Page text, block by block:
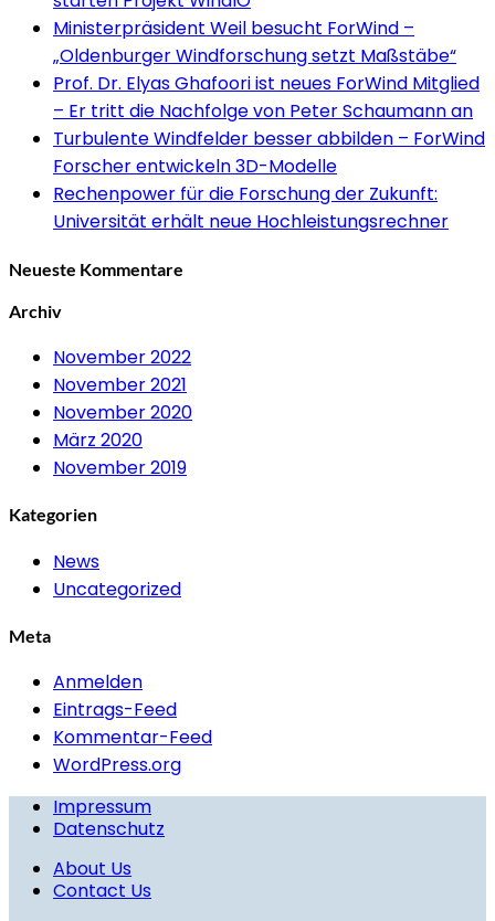
Ministerpräsident Weil besucht ForWind –
„Oldenburger Windforschung setzt Maßstäbe“
Prof. Dr. Elyas Ghafoori ist neues ForWind Mitglied
– Er tritt die Nachfolge von Peter Schaumann an
Turbulente Windfelder besser abbilden – ForWind
Forscher entwickeln 3D-Modelle
Rechenpower für die Forschung der Zukunft:
Universität erhält neue Hochleistungsrechner
Neueste Kommentare
Archiv
November 2022
November 2021
November 2020
März 2020
November 2019
Kategorien
News
Uncategorized
Meta
Anmelden
Eintrags-Feed
Kommentar-Feed
WordPress.org
Impressum
Datenschutz
About Us
Contact Us